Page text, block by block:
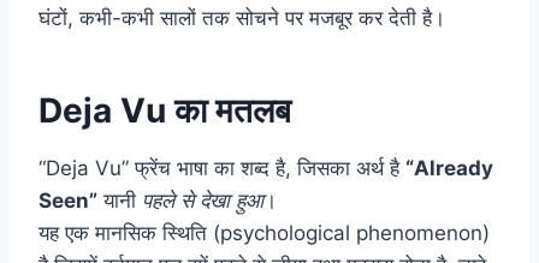
घंटों, कभी-कभी सालों तक सोचने पर मजबूर कर देती है।
Deja Vu का मतलब
“Deja Vu” फ्रेंच भाषा का शब्द है, जिसका अर्थ है “Already
Seen” यानी पहले से देखा हुआ।
यह एक मानसिक स्थिति (psychological phenomenon)